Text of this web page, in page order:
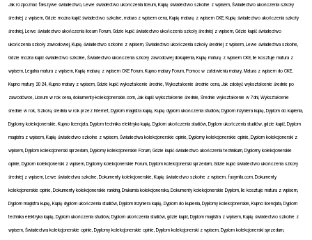
Jak rozpoznać fałszywe świadectwo, Lewe świadectwo ukończenia liceum, Kupię świadectwo szkolne z wpisem, Świadectwo ukończenia szkoły
średniej z wpisem, Gdzie można kupić świadectwo szkolne, matura z wpisem cena, Kupię maturę z wpisem CKE, Kupię świadectwo ukończenia szkoły
średniej, Lewe świadectwo ukończenia liceum Forum, Gdzie kupić świadectwo ukończenia szkoły średniej z wpisem, Gdzie kupić świadectwo
ukończenia szkoły zawodowej, Kupię świadectwo szkolne z wpisem, Świadectwo ukończenia szkoły średniej z wpisem, Lewe świadectwa szkolne,
Gdzie można kupić świadectwo szkolne, Świadectwo ukończenia szkoły zawodowej dokupienia, Kupię maturę z wpisem CKE, Ile kosztuje matura z
wpisem, Legalna matura z wpisem, Kupię maturę z wpisem CKE Forum, Kupno matury Forum, Pomoc w załatwieniu matury, Matura z wpisem do CKE,
Kupno matury 2024, Kupno matury z wpisem, Gdzie kupić wykształcenie średnie, Wykształcenie średnie cena, Jak zdobyć wykształcenie średnie po
zawodówce, Liceum w rok cena, dokumenty-kolekcjonerskie.com, Jak kupić wykształcenie średnie, Średnie wykształcenie w 7dni, Wykształcenie
średnie w rok, Szkołą średnia w rok przez Internet, Dyplom magistra kupię, Kupię dyplom ukończenia studiów, Dyplom inżyniera kupię, Dyplom do kupienia,
Dyplomy kolekcjonerskie, Kupno licencjata, Dyplom technika elektryka kupię, Dyplom ukończenia studiów, Dyplom ukończenia studiów, gdzie kupić, Dyplom
magistra z wpisem, Kupię świadectwo szkolne z wpisem, Świadectwa kolekcjonerskie opinie, Dyplomy kolekcjonerskie opinie, Dyplom kolekcjonerski z
wpisem, Dyplom kolekcjonerski sprzedam, Dyplomy kolekcjonerskie Forum, Gdzie kupić świadectwo ukończenia technikum, Dyplomy kolekcjonerskie
opinie, Dyplom kolekcjonerski z wpisem, Dyplomy kolekcjonerskie Forum, Dyplom kolekcjonerski sprzedam, Gdzie kupić świadectwo ukończenia szkoły
średniej z wpisem, Lewe świadectwa szkolne, Dokumenty kolekcjonerskie, Kupię świadectwo szkolne z wpisem, faxymila.com, Dokumenty
kolekcjonerskie opinie, Dokumenty kolekcjonerskie ranking, Drukarnia kolekcjonerska, Dokumenty kolekcjonerskie Dyplom, Ile kosztuje matura z wpisem,
Dyplom magistra kupię, Kupię dyplom ukończenia studiów, Dyplom inżyniera kupię, Dyplom do kupienia, Dyplomy kolekcjonerskie, Kupno licencjata, Dyplom
technika elektryka kupię, Dyplom ukończenia studiów, Dyplom ukończenia studiów, gdzie kupić, Dyplom magistra z wpisem, Kupię świadectwo szkolne z
wpisem, Świadectwa kolekcjonerskie opinie, Dyplomy kolekcjonerskie opinie, Dyplom kolekcjonerski z wpisem, Dyplom kolekcjonerski sprzedam,